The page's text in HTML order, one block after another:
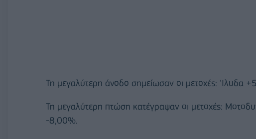
Τη μεγαλύτερη άνοδο σημείωσαν οι μετοχές: 'Ιλυδα
Τη μεγαλύτερη πτώση κατέγραψαν οι μετοχές:
-8,00%.